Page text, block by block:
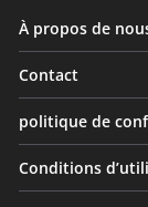
À propos de
Contact
politique de
Conditions